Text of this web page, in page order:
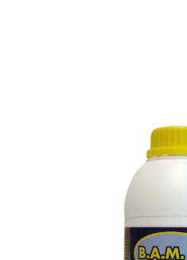
DÉPERLANT
SÉCHANT
PEINTURE